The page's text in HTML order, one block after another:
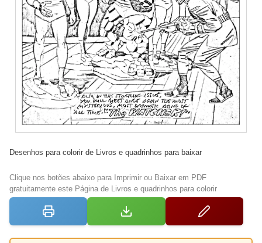
Desenhos para colorir de Livros e quadrinhos para baixar
Clique nos botões abaixo para Imprimir ou Baixar em PDF
gratuitamente este Página de Livros e quadrinhos para colorir